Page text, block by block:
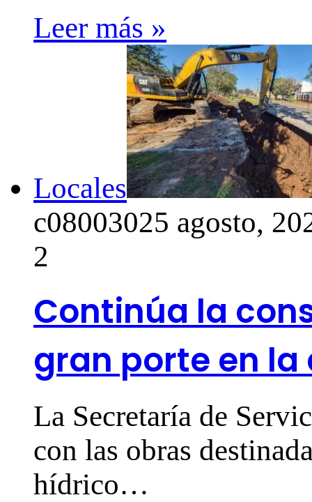
Leer más »
Locales
c08003025 agosto,
2
Continúa la
gran porte en la
La Secretaría de
con las obras
hídrico…